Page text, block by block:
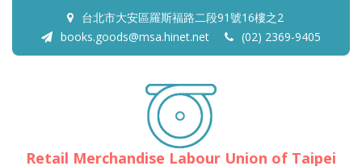
台北市大安區羅斯福路二段91號16樓之2
books.goods@msa.hinet.net
(02) 2369-9405
Retail Merchandise Labour Union of Taipei